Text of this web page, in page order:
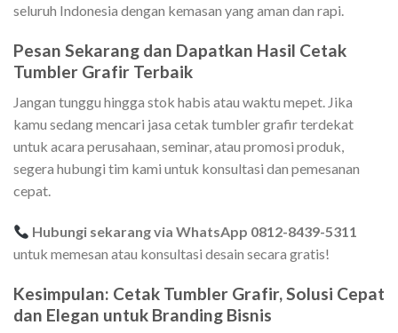
seluruh Indonesia dengan kemasan yang aman dan rapi.
Pesan Sekarang dan Dapatkan Hasil Cetak
Tumbler Grafir Terbaik
Jangan tunggu hingga stok habis atau waktu mepet. Jika
kamu sedang mencari jasa cetak tumbler grafir terdekat
untuk acara perusahaan, seminar, atau promosi produk,
segera hubungi tim kami untuk konsultasi dan pemesanan
cepat.
Hubungi sekarang via WhatsApp 0812-8439-5311
untuk memesan atau konsultasi desain secara gratis!
Kesimpulan: Cetak Tumbler Grafir, Solusi Cepat
dan Elegan untuk Branding Bisnis